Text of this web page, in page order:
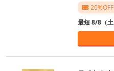
最短 8/8（土